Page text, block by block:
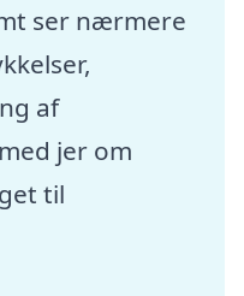
ser nærmere
af
jer om
til